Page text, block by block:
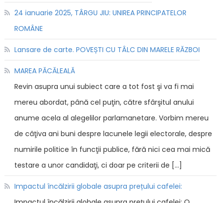
24 ianuarie 2025, TÂRGU JIU: UNIREA PRINCIPATELOR
ROMÂNE
Lansare de carte. POVEȘTI CU TÂLC DIN MARELE RĂZBOI
MAREA PĂCĂLEALĂ
Revin asupra unui subiect care a tot fost şi va fi mai
mereu abordat, până cel puţin, către sfârşitul anului
anume acela al alegelilor parlamanetare. Vorbim mereu
de câţiva ani buni despre lacunele legii electorale, despre
numirile politice în funcţii publice, fără nici cea mai mică
testare a unor candidaţi, ci doar pe criterii de […]
Impactul încălzirii globale asupra prețului cafelei: